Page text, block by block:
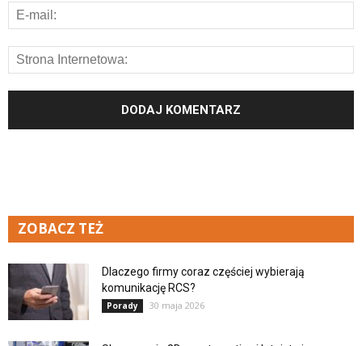
ZOBACZ TEŻ
Dlaczego firmy coraz częściej wybierają
komunikację RCS?
Porady 30 maja 2026